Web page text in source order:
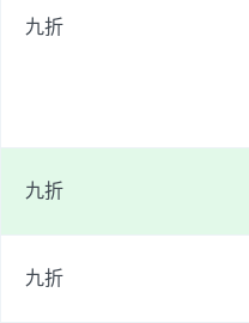
九折
九折
九折